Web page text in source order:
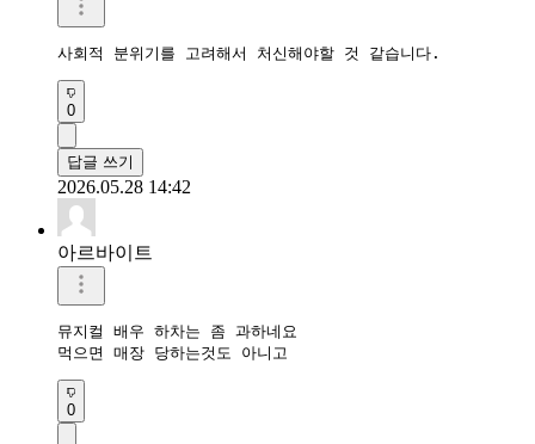
사회적 분위기를 고려해서 처신해야할 것 같습니다.
0
답글 쓰기
2026.05.28 14:42
아르바이트
뮤지컬 배우 하차는 좀 과하네요
먹으면 매장 당하는것도 아니고
0